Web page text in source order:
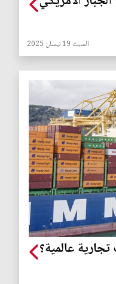
السبت 19 نيسان 2025
عالمية؟